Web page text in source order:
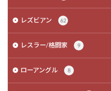
レズビアン 62
レスラー/格闘家 9
ローアングル 8